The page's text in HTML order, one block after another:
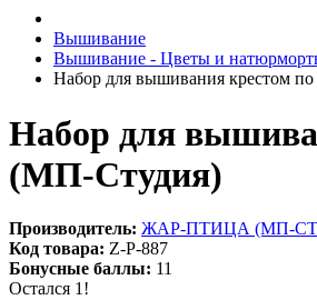
Вышивание
Вышивание - Цветы и
Набор для вышивания крестом
Набор для
(МП-Студия)
Производитель: ЖАР-ПТИЦА (МП-
Код товара: Z-Р-887
Бонусные баллы: 11
Остался 1!